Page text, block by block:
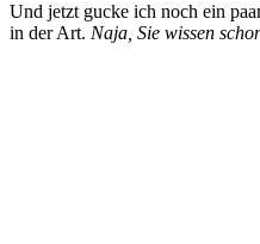
Und jetzt gucke ich noch ein
in der Art. Naja, Sie wissen